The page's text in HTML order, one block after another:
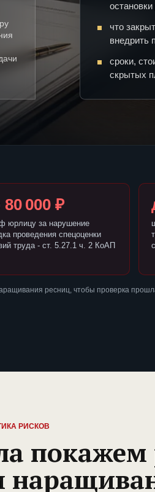
что
внедрить
сроки,
скрытых
000 ₽
юрлицу за нарушение
проведения спецоценки
труда - ст. 5.27.1 ч. 2 КоАП
ресниц, чтобы проверка
РИСКОВ
покажем